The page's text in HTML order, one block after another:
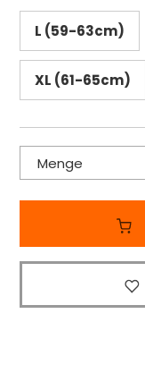
L (59-63cm)
XL (61-65cm)
Menge